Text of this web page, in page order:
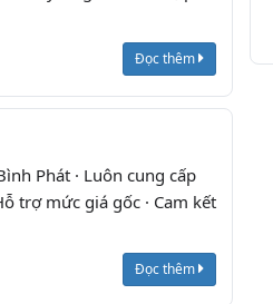
Đọc thêm
Phát · Luôn cung cấp
trợ mức giá gốc · Cam kết
Đọc thêm